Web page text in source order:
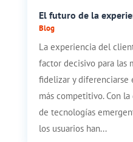
El futuro de la
Blog
La experiencia del
factor decisivo para las
fidelizar y diferenciarse
más competitivo. Con
de tecnologías
los usuarios han...